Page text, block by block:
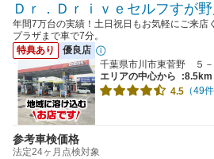
Ｄｒ．Ｄｒｉｖｅセルフすが
年間7万台の実績！土日祝日もお気軽にご来店
プラザまで車で7分。
特典あり
優良店
千葉県市川市東菅野 ５－
エリアの中心から
:8.5km
4.5 （49件
参考車検価格
法定24ヶ月点検対象